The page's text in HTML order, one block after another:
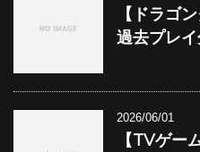
【ドラゴ
過去プレ
2026/06/01
【TVゲー